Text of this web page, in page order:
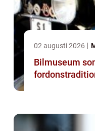
02 augusti 2026
Bilmuseum